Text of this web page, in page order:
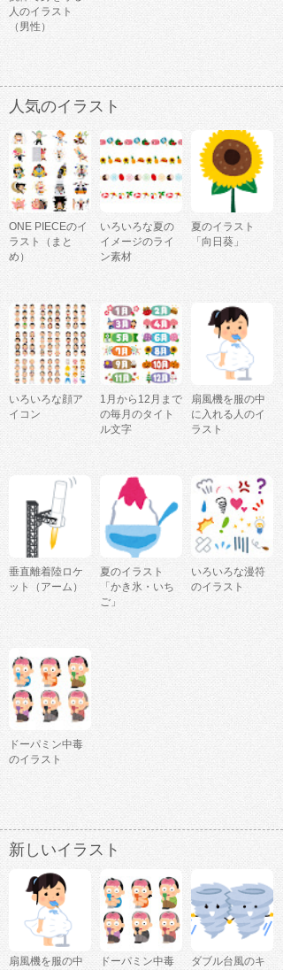
人のイラスト
（男性）
人気のイラスト
ONE PIECEのイ
ラスト（まと
め）
いろいろな夏の
イメージのライ
ン素材
夏のイラスト
「向日葵」
いろいろな顔ア
イコン
1月から12月まで
の毎月のタイト
ル文字
扇風機を服の中
に入れる人のイ
ラスト
垂直離着陸ロケ
ット（アーム）
夏のイラスト
「かき氷・いち
ご」
いろいろな漫符
のイラスト
ドーパミン中毒
のイラスト
新しいイラスト
扇風機を服の中
ドーパミン中毒
ダブル台風のキ